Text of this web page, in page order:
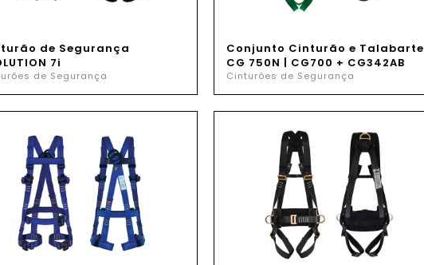
de Segurança
7i
de Segurança
Conjunto Cinturão e Talabarte
CG 750N | CG700 + CG342AB
Cinturões de Segurança